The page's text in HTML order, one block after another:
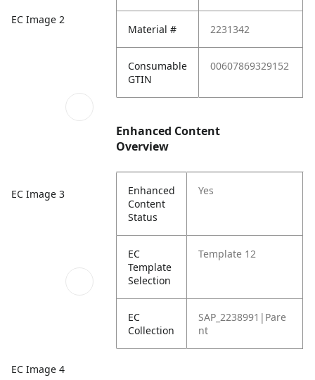
EC Image 2
EC Image 3
EC Image 4
Material # 2231342
Consumable
GTIN
00607869329152
Enhanced Content
Overview
Enhanced
Content
Status
Yes
EC
Template
Selection
Template 12
EC
Collection
SAP_2238991|Pare
nt